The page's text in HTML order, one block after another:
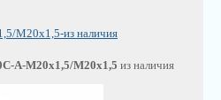
М20х1,5-из наличия
А-М20х1,5/М20х1,5 из наличия